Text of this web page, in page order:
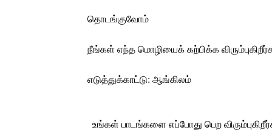
தொடங்குவோம்
நீங்கள் எந்த மொழியைக் கற்பிக்க
எடுத்துக்காட்டு: ஆங்கிலம்
உங்கள் பாடங்களை எப்போது பெற